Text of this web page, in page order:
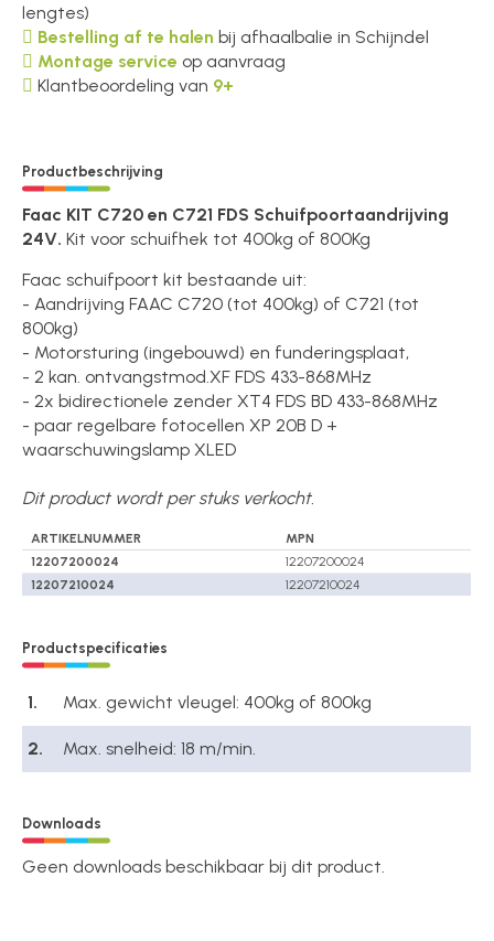
lengtes)
Bestelling af te halen bij afhaalbalie in Schijndel
Montage service op aanvraag
Klantbeoordeling van 9+
Productbeschrijving
Faac KIT C720 en C721 FDS Schuifpoortaandrijving
24V. Kit voor schuifhek tot 400kg of 800Kg
Faac schuifpoort kit bestaande uit:
- Aandrijving FAAC C720 (tot 400kg) of C721 (tot
800kg)
- Motorsturing (ingebouwd) en funderingsplaat,
- 2 kan. ontvangstmod.XF FDS 433-868MHz
- 2x bidirectionele zender XT4 FDS BD 433-868MHz
- paar regelbare fotocellen XP 20B D +
waarschuwingslamp XLED
Dit product wordt per stuks verkocht.
ARTIKELNUMMER
MPN
12207200024
12207200024
12207210024
12207210024
Productspecificaties
1. Max. gewicht vleugel: 400kg of 800kg
2. Max. snelheid: 18 m/min.
Downloads
Geen downloads beschikbaar bij dit product.